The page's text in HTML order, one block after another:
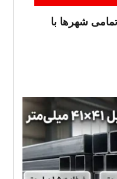
۴۱در۴۱ به تمامی شهرها با